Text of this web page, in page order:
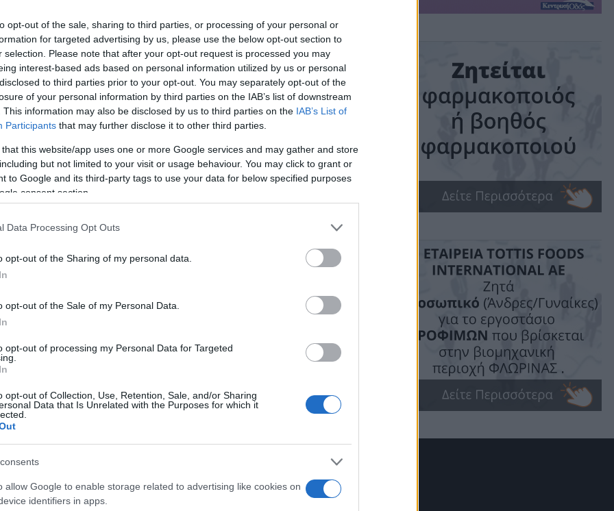
opt-out of the sale, sharing to third parties, or processing of your personal or
for targeted advertising by us, please use the below opt-out section to
selection. Please note that after your opt-out request is processed you may
interest-based ads based on personal information utilized by us or personal
to third parties prior to your opt-out. You may separately opt-out of the
of your personal information by third parties on the IAB’s list of downstream
This information may also be disclosed by us to third parties on the IAB’s List of
Participants that may further disclose it to other third parties.
that this website/app uses one or more Google services and may gather and store
but not limited to your visit or usage behaviour. You may click to grant or
to Google and its third-party tags to use your data for below specified purposes
consent section.
Data Processing Opt Outs
opt-out of the Sharing of my personal data.
opt-out of the Sale of my Personal Data.
opt-out of processing my Personal Data for Targeted
opt-out of Collection, Use, Retention, Sale, and/or Sharing
Data that Is Unrelated with the Purposes for which it
allow Google to enable storage related to advertising like cookies on
identifiers in apps.
Ημερίδα ενημέρωσης Κέντρο Υγείας Κοζάνη Νέα Κοζάνη Υγεία
του
από το Κέντρο
Παρασκευή 26
Εκδηλώσεις,Τοπική Επικαιρότητα,Υγεία Reading Time: 1 min read
και μάθετε πρώτοι όλες τις ειδήσεις!
Κοζάνης στα πλαίσια της ενημέρωσης των
και της πρόληψης του Σακχαρώδη Διαβήτη,
δράση, την Παρασκευή 26/05/2023 και ώρα